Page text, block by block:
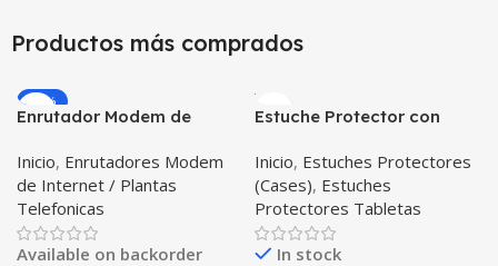
10 × 10 × 10 cm 10 × 10 × 10 cm
Productos más comprados
-20%
Enrutador Modem de
Libre Todo Operador 4G
LTE SIMCARD
Inicio, Enrutadores Modem
de Internet / Plantas
Telefonicas
Available on backorder
Estuche Protector con
Tablet Samsung Galaxy
Tab A8 10.5 2021 – 2022
SM-x200 SM-x205 Anti
golpes con soporte
Inicio, Estuches Protectores
(Cases), Estuches
Protectores Tabletas
In stock